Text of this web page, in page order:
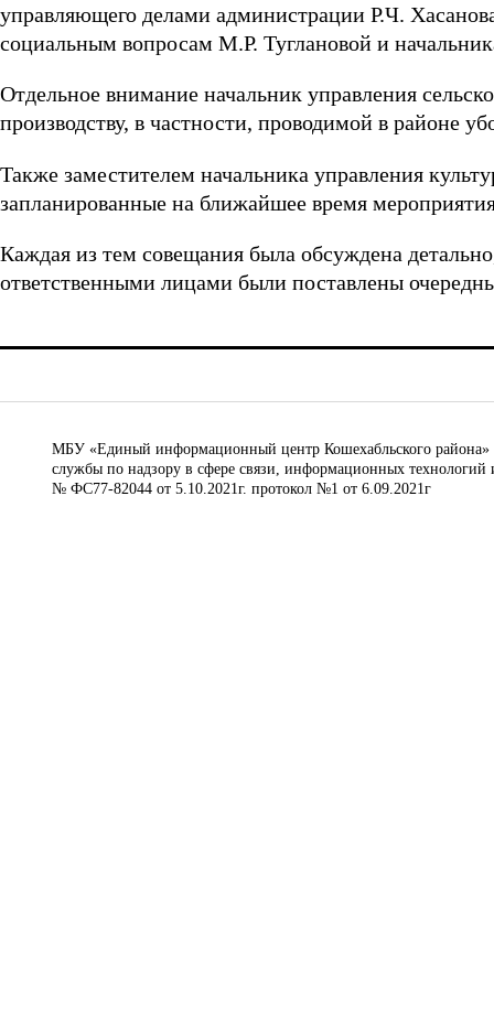
управляющего делами администрации Р.Ч.
социальным вопросам М.Р. Туглановой и
Отдельное внимание начальник управления
производству, в частности, проводимой в районе
Также заместителем начальника управления
запланированные на ближайшее время
Каждая из тем совещания была обсуждена
ответственными лицами были поставлены
МБУ «Единый информационный центр Кошехабльского района»
службы по надзору в сфере связи, информационных
№ ФС77-82044 от 5.10.2021г. протокол №1 от 6.09.2021г